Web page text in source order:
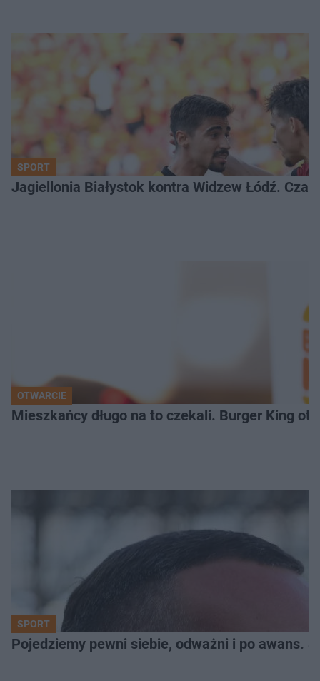
SPORT
Jagiellonia Białystok kontra Widzew Łódź.
OTWARCIE
Mieszkańcy długo na to czekali. Burger King
SPORT
Pojedziemy pewni siebie, odważni i po awans.